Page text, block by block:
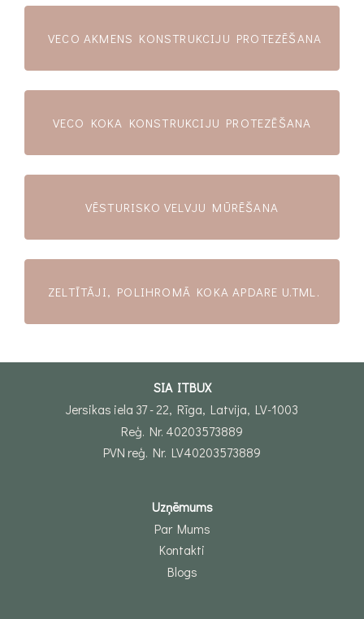
VECO AKMENS KONSTRUKCIJU PROTEZĒŠANA
VECO KOKA KONSTRUKCIJU PROTEZĒŠANA
VĒSTURISKO VELVJU MŪRĒŠANA
ZELTĪTĀJI, POLIHROMĀ KOKA APDARE U.TML.
SIA ITBUX
Jersikas iela 37 - 22, Rīga, Latvija, LV-1003
Reģ. Nr. 40203573889
PVN reģ. Nr. LV40203573889
Uzņēmums
Par Mums
Kontakti
Blogs